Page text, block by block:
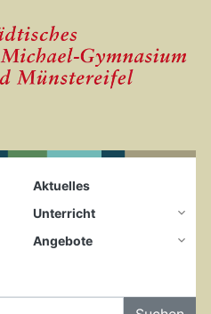
Aktuelles
Unterricht
Angebote